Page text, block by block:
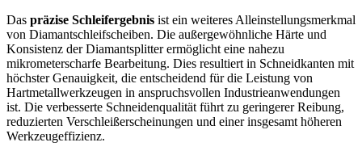
Das präzise Schleifergebnis ist ein weiteres Alleinstellungsmerkmal
von Diamantschleifscheiben. Die außergewöhnliche Härte und
Konsistenz der Diamantsplitter ermöglicht eine nahezu
mikrometerscharfe Bearbeitung. Dies resultiert in Schneidkanten mit
höchster Genauigkeit, die entscheidend für die Leistung von
Hartmetallwerkzeugen in anspruchsvollen Industrieanwendungen
ist. Die verbesserte Schneidenqualität führt zu geringerer Reibung,
reduzierten Verschleißerscheinungen und einer insgesamt höheren
Werkzeugeffizienz.